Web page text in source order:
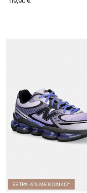
ΕΞΤΡΑ -5% ΜΕ ΚΩΔΙΚΟ*